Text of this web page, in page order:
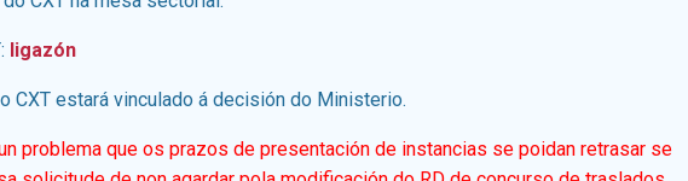
ligazón
CXT estará vinculado á decisión do Ministerio.
problema que os prazos de presentación de instancias se poidan retrasar se